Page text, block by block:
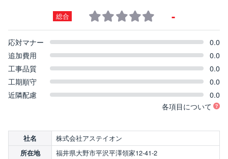
総合 -
応対マナー
0.0
追加費用
0.0
工事品質
0.0
工期順守
0.0
近隣配慮
0.0
各項目について
社名 株式会社アステイオン
所在地 福井県大野市平沢平澤領家12-41-2